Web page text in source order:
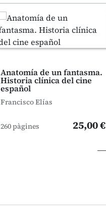
Anatomía de un fantasma.
Historia clínica del cine
español
Francisco Elías
260 pàgines 25,00 €